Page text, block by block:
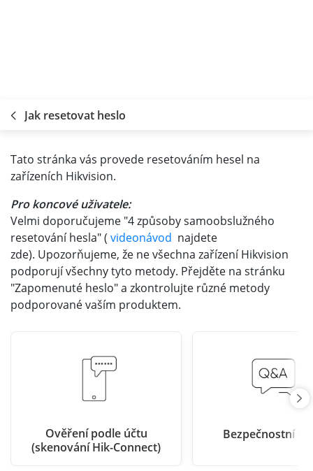
Jak resetovat heslo
Tato stránka vás provede resetováním hesel na
zařízeních Hikvision.
Pro koncové uživatele:
Velmi doporučujeme "4 způsoby samoobslužného
resetování hesla" ( videonávod najdete
zde). Upozorňujeme, že ne všechna zařízení Hikvision
podporují všechny tyto metody. Přejděte na stránku
"Zapomenuté heslo" a zkontrolujte různé metody
podporované vaším produktem.
Ověření podle účtu
(skenování Hik-Connect)
Bezpečnostní